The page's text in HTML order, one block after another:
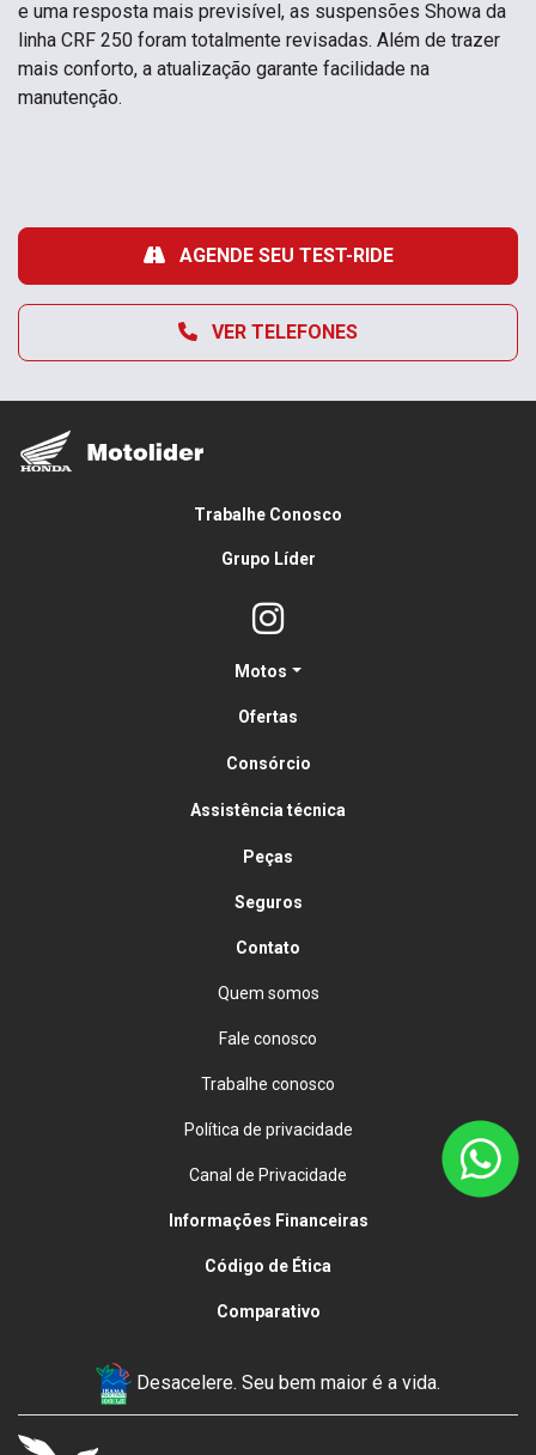
e uma resposta mais previsível, as suspensões Showa da
linha CRF 250 foram totalmente revisadas. Além de trazer
mais conforto, a atualização garante facilidade na
manutenção.
VER TELEFONES
AGENDE SEU TEST-RIDE
Trabalhe Conosco
Grupo Líder
Motos
Ofertas
Consórcio
Assistência técnica
Peças
Seguros
Contato
Quem somos
Fale conosco
Trabalhe conosco
Política de privacidade
Canal de Privacidade
Informações Financeiras
Código de Ética
Comparativo
Desacelere. Seu bem maior é a vida.